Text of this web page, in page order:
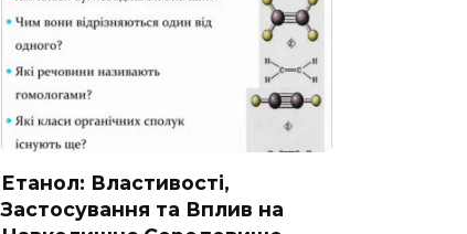
Етанол: Властивості,
Застосування та Вплив на